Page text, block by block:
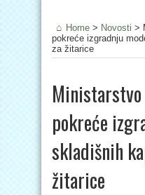
Home > Novosti >
pokreće izgradnju
za žitarice
pokreće
skladišnih
žitarice